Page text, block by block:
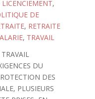
LICENCIEMENT,
DE
, RETRAITE
, TRAVAIL
DU
DES
PLUSIEURS